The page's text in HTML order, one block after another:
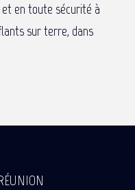
et en toute sécurité à
sur terre, dans